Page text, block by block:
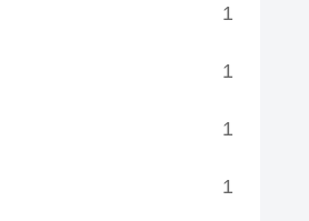
1
1
1
1